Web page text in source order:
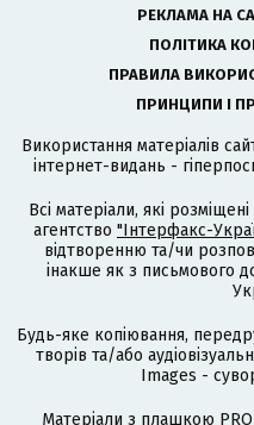
РЕКЛАМА НА
ПОЛІТИКА
ПРАВИЛА
ПРИНЦИПИ І
Використання матеріалів
інтернет-видань -
Всі матеріали, які
агентство "Інтерфакс-
відтворенню та/чи
інакше як з письмового
Будь-яке копіювання,
творів та/або
Images -
Матеріали з плашкою